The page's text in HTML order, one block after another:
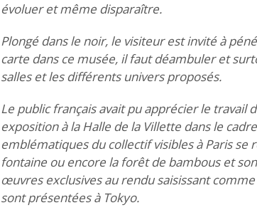
évoluer et même disparaître.
Plongé dans le noir, le visiteur est invité à
carte dans ce musée, il faut déambuler et
salles et les différents univers proposés.
Le public français avait pu apprécier le travail
exposition à la Halle de la Villette dans le
emblématiques du collectif visibles à Paris
fontaine ou encore la forêt de bambous et
œuvres exclusives au rendu saisissant
sont présentées à Tokyo.